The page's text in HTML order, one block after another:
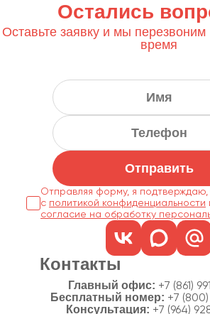
Остались
Оставьте заявку и мы
время
Отправить
Отправляя форму, я подтверждаю,
с политикой конфиденциальности
согласие на обработку
Контакты
Главный офис: +7 (861)
Бесплатный номер: +7
Консультация: +7 (964)